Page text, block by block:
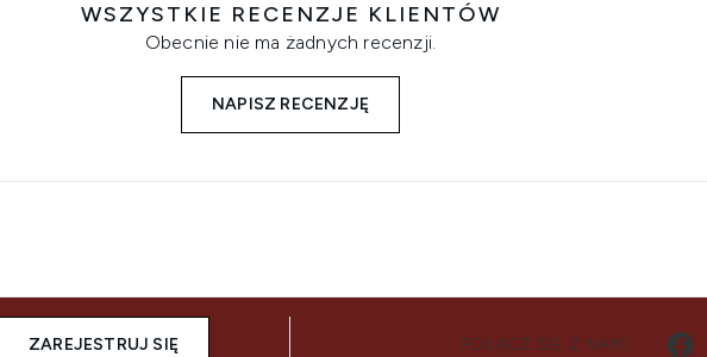
WSZYSTKIE RECENZJE KLIENTÓW
Obecnie nie ma żadnych recenzji.
NAPISZ RECENZJĘ
ZAREJESTRUJ SIĘ POŁĄCZ SIĘ Z NAMI